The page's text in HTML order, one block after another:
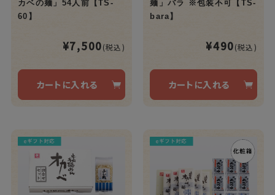
カベの麺」54人前【TS-
60】
¥7,500(税込)
カートに入れる
麺」バラ ※包装不可【TS-
bara】
¥490(税込)
カートに入れる